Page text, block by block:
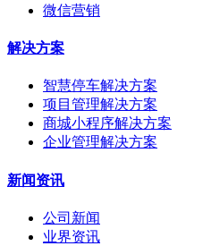
微信营销
解决方案
智慧停车解决方案
项目管理解决方案
商城小程序解决方案
企业管理解决方案
新闻资讯
公司新闻
业界资讯